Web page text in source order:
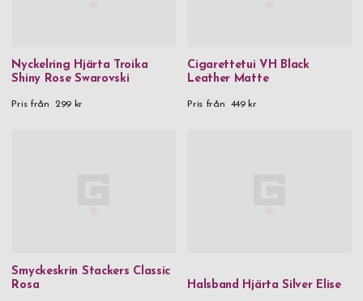
Nyckelring Hjärta Troika
Shiny Rose Swarovski
Pris från 299 kr
Cigarettetui VH Black
Leather Matte
Pris från 449 kr
Smyckeskrin Stackers Classic
Rosa
Halsband Hjärta Silver Elise